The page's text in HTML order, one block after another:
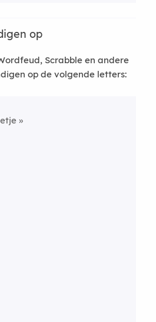
op
Scrabble en andere
op de volgende letters: